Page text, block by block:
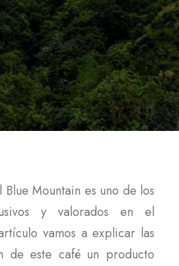
Mountain es uno de los
y valorados en el
vamos a explicar las
de este café un producto